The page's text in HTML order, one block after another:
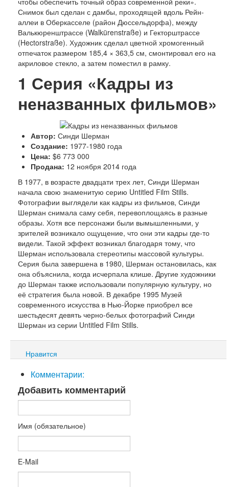
Снимок был сделан с дамбы, проходящей вдоль Рейн-
аллеи в Оберкасселе (район Дюссельдорфа), между
Валькюренштрассе (Walkürenstraße) и Гекторштрассе
(Hectorstraße). Художник сделал цветной хромогенный
отпечаток размером 185,4 × 363,5 см, смонтировал его на
акриловое стекло, а затем поместил в рамку.
1 Серия «Кадры из
неназванных фильмов»
Автор: Синди Шерман
Создание: 1977-1980 года
Цена: $6 773 000
Продана: 12 ноября 2014 года
В 1977, в возрасте двадцати трех лет, Синди Шерман
начала свою знаменитую серию Untitled Film Stills.
Фотографии выглядели как кадры из фильмов, Синди
Шерман снимала саму себя, перевоплощаясь в разные
образы. Хотя все персонажи были вымышленными, у
зрителей возникало ощущение, что они эти кадры где-то
видели. Такой эффект возникал благодаря тому, что
Шерман использовала стереотипы массовой культуры.
Серия была завершена в 1980, Шерман остановилась, как
она объяснила, когда исчерпала клише. Другие художники
до Шерман также использовали популярную культуру, но
её стратегия была новой. В декабре 1995 Музей
современного искусства в Нью-Йорке приобрел все
шестьдесят девять черно-белых фотографий Синди
Шерман из серии Untitled Film Stills.
Нравится
Комментарии:
Добавить комментарий
Имя (обязательное)
E-Mail